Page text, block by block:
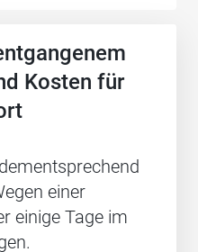
Kosten für
einer
einige Tage im